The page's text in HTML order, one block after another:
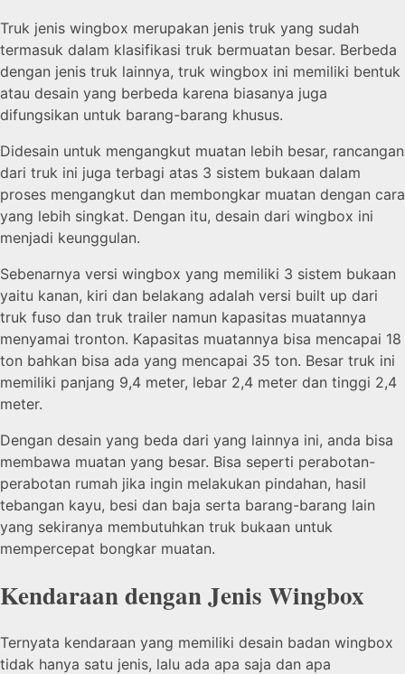
Truk jenis wingbox merupakan jenis truk yang sudah
termasuk dalam klasifikasi truk bermuatan besar. Berbeda
dengan jenis truk lainnya, truk wingbox ini memiliki bentuk
atau desain yang berbeda karena biasanya juga
difungsikan untuk barang-barang khusus.
Didesain untuk mengangkut muatan lebih besar, rancangan
dari truk ini juga terbagi atas 3 sistem bukaan dalam
proses mengangkut dan membongkar muatan dengan cara
yang lebih singkat. Dengan itu, desain dari wingbox ini
menjadi keunggulan.
Sebenarnya versi wingbox yang memiliki 3 sistem bukaan
yaitu kanan, kiri dan belakang adalah versi built up dari
truk fuso dan truk trailer namun kapasitas muatannya
menyamai tronton. Kapasitas muatannya bisa mencapai 18
ton bahkan bisa ada yang mencapai 35 ton. Besar truk ini
memiliki panjang 9,4 meter, lebar 2,4 meter dan tinggi 2,4
meter.
Dengan desain yang beda dari yang lainnya ini, anda bisa
membawa muatan yang besar. Bisa seperti perabotan-
perabotan rumah jika ingin melakukan pindahan, hasil
tebangan kayu, besi dan baja serta barang-barang lain
yang sekiranya membutuhkan truk bukaan untuk
mempercepat bongkar muatan.
Kendaraan dengan Jenis Wingbox
Ternyata kendaraan yang memiliki desain badan wingbox
tidak hanya satu jenis, lalu ada apa saja dan apa